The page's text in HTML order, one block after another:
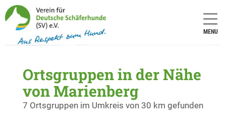
MENU
Ortsgruppen in der Nähe
von Marienberg
7 Ortsgruppen im Umkreis von 30 km gefunden